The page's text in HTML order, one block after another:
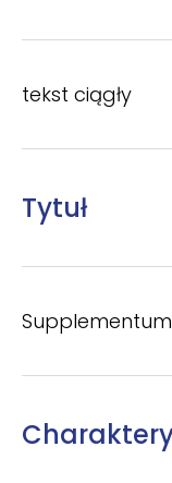
tekst ciągły
Tytuł